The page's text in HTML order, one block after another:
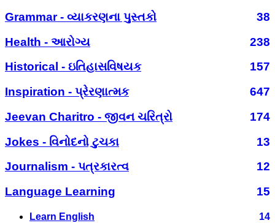
Grammar - વ્યાકરણના પુસ્તકો
38
Health - આરોગ્ય
238
Historical - ઇતિહાસવિષયક
157
Inspiration - પ્રેરણાત્મક
647
Jeevan Charitro - જીવન ચરિત્રો
174
Jokes - વિનોદનો ટુચકા
13
Journalism - પત્રકારત્વ
12
Language Learning
15
Learn English 14